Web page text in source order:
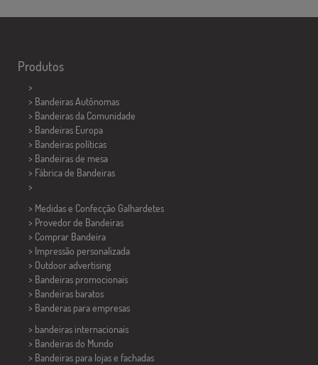
Produtos
>
> Bandeiras Autônomas
> Bandeiras da Comunidade
> Bandeiras Europa
> Bandeiras políticas
> Bandeiras de mesa
> Fábrica de Bandeiras
>
> Medidas e Confecção Galhardetes
> Provedor de Bandeiras
> Comprar Bandeira
> Impressão personalizada
> Outdoor advertising
> Bandeiras promocionais
> Bandeiras baratos
> Banderas para empresas
> bandeiras internacionais
> Bandeiras do Mundo
> Bandeiras para lojas e fachadas